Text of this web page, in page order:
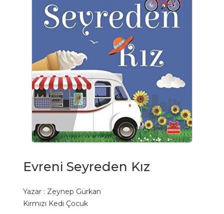
Evreni Seyreden Kız
Yazar : Zeynep Gürkan
Kırmızı Kedi Çocuk